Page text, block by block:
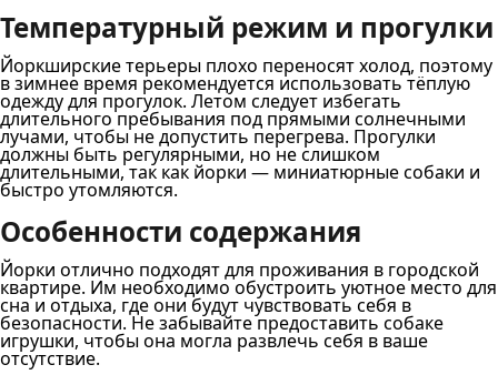
Температурный режим и прогулки
Йоркширские терьеры плохо переносят холод, поэтому
в зимнее время рекомендуется использовать тёплую
одежду для прогулок. Летом следует избегать
длительного пребывания под прямыми солнечными
лучами, чтобы не допустить перегрева. Прогулки
должны быть регулярными, но не слишком
длительными, так как йорки — миниатюрные собаки и
быстро утомляются.
Особенности содержания
Йорки отлично подходят для проживания в городской
квартире. Им необходимо обустроить уютное место для
сна и отдыха, где они будут чувствовать себя в
безопасности. Не забывайте предоставить собаке
игрушки, чтобы она могла развлечь себя в ваше
отсутствие.